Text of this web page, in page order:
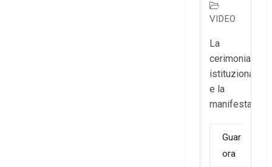
VIDEO
La
cerimonia
istituzionale
e la
Guarda
ora